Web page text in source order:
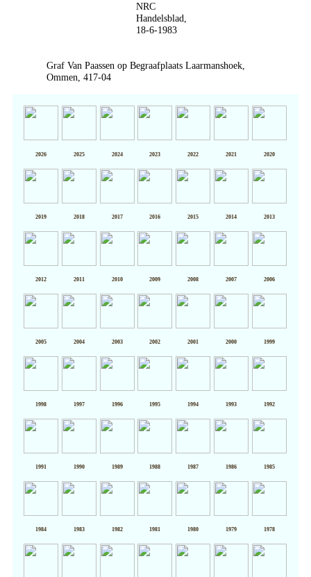
NRC
Handelsblad,
18-6-1983
Graf Van Paassen op Begraafplaats Laarmanshoek,
Ommen, 417-04
2026 2025 2024 2023 2022 2021 2020
2019 2018 2017 2016 2015 2014 2013
2012 2011 2010 2009 2008 2007 2006
2005 2004 2003 2002 2001 2000 1999
1998 1997 1996 1995 1994 1993 1992
1991 1990 1989 1988 1987 1986 1985
1984 1983 1982 1981 1980 1979 1978